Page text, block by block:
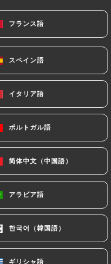
フランス語
スペイン語
イタリア語
ポルトガル語
简体中文（中国語）
アラビア語
한국어（韓国語）
ギリシャ語
Lyon
フランス語
スペイン語
イタリア語
ポルトガル語
简体中文（中国語）
アラビア語
한국어（韓国語）
ギリシャ語